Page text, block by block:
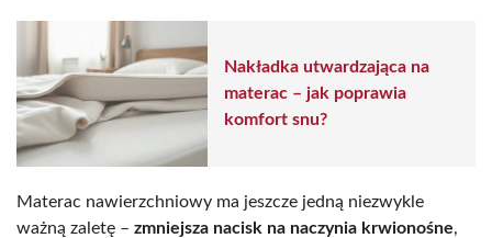
Nakładka utwardzająca na
materac – jak poprawia
komfort snu?
Materac nawierzchniowy ma jeszcze jedną niezwykle
ważną zaletę – zmniejsza nacisk na naczynia krwionośne,